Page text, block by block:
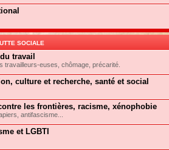
SOCIALE
travail
travailleurs-euses, chômage, précarité.
culture et recherche, santé et social
les frontières, racisme, xénophobie
antifascisme...
et LGBTI